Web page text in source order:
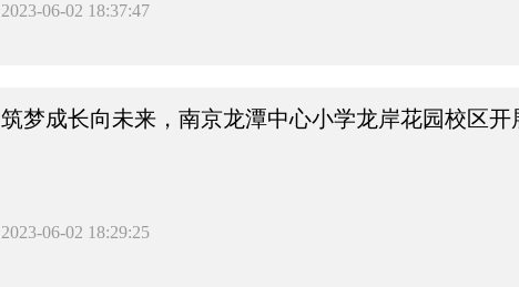
2023-06-02 18:37:47
筑梦成长向未来，南京龙潭中心小学龙岸花园校区开
2023-06-02 18:29:25